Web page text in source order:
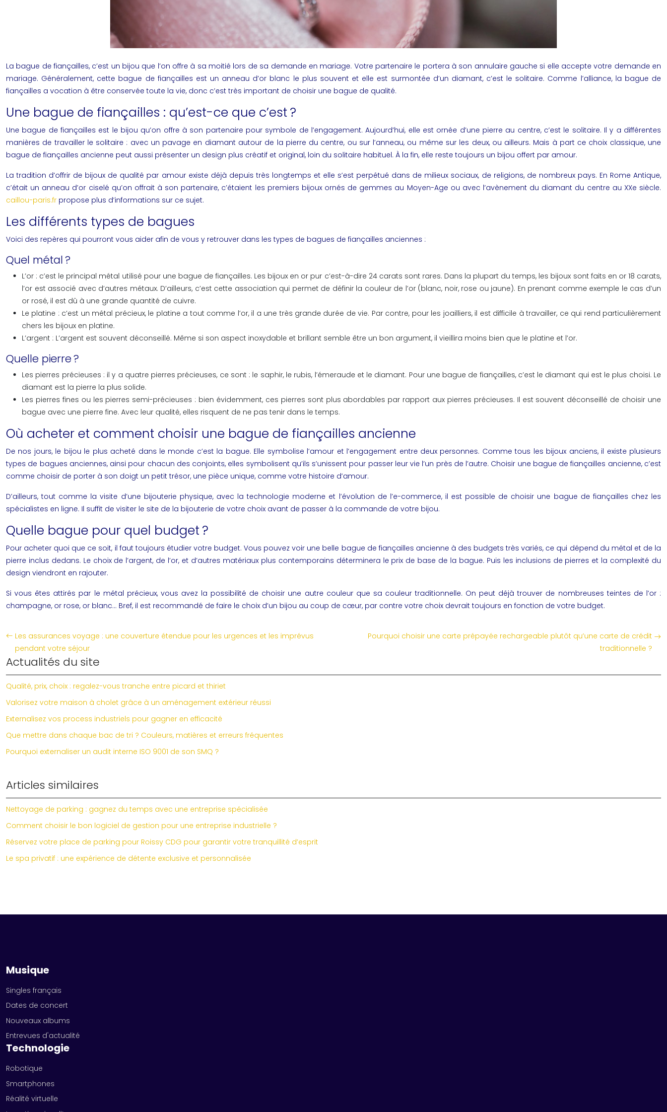
La bague de fiançailles, c’est un bijou que l’on offre à sa moitié lors de sa demande en mariage. Votre partenaire le portera à son annulaire gauche si elle accepte votre demande en
mariage. Généralement, cette bague de fiançailles est un anneau d’or blanc le plus souvent et elle est surmontée d’un diamant, c’est le solitaire. Comme l’alliance, la bague de
fiançailles a vocation à être conservée toute la vie, donc c’est très important de choisir une bague de qualité.
Une bague de fiançailles : qu’est-ce que c’est ?
Une bague de fiançailles est le bijou qu’on offre à son partenaire pour symbole de l’engagement. Aujourd’hui, elle est ornée d’une pierre au centre, c’est le solitaire. Il y a différentes
manières de travailler le solitaire : avec un pavage en diamant autour de la pierre du centre, ou sur l’anneau, ou même sur les deux, ou ailleurs. Mais à part ce choix classique, une
bague de fiançailles ancienne peut aussi présenter un design plus créatif et original, loin du solitaire habituel. À la fin, elle reste toujours un bijou offert par amour.
La tradition d’offrir de bijoux de qualité par amour existe déjà depuis très longtemps et elle s’est perpétué dans de milieux sociaux, de religions, de nombreux pays. En Rome Antique,
c’était un anneau d’or ciselé qu’on offrait à son partenaire, c’étaient les premiers bijoux ornés de gemmes au Moyen-Age ou avec l’avènement du diamant du centre au XXe siècle.
caillou-paris.fr propose plus d’informations sur ce sujet.
Les différents types de bagues
Voici des repères qui pourront vous aider afin de vous y retrouver dans les types de bagues de fiançailles anciennes :
Quel métal ?
L’or : c’est le principal métal utilisé pour une bague de fiançailles. Les bijoux en or pur c’est-à-dire 24 carats sont rares. Dans la plupart du temps, les bijoux sont faits en or 18 carats,
l’or est associé avec d’autres métaux. D’ailleurs, c’est cette association qui permet de définir la couleur de l’or (blanc, noir, rose ou jaune). En prenant comme exemple le cas d’un
or rosé, il est dû à une grande quantité de cuivre.
Le platine : c’est un métal précieux, le platine a tout comme l’or, il a une très grande durée de vie. Par contre, pour les joailliers, il est difficile à travailler, ce qui rend particulièrement
chers les bijoux en platine.
L’argent : L’argent est souvent déconseillé. Même si son aspect inoxydable et brillant semble être un bon argument, il vieillira moins bien que le platine et l’or.
Quelle pierre ?
Les pierres précieuses : il y a quatre pierres précieuses, ce sont : le saphir, le rubis, l’émeraude et le diamant. Pour une bague de fiançailles, c’est le diamant qui est le plus choisi. Le
diamant est la pierre la plus solide.
Les pierres fines ou les pierres semi-précieuses : bien évidemment, ces pierres sont plus abordables par rapport aux pierres précieuses. Il est souvent déconseillé de choisir une
bague avec une pierre fine. Avec leur qualité, elles risquent de ne pas tenir dans le temps.
Où acheter et comment choisir une bague de fiançailles ancienne
De nos jours, le bijou le plus acheté dans le monde c’est la bague. Elle symbolise l’amour et l’engagement entre deux personnes. Comme tous les bijoux anciens, il existe plusieurs
types de bagues anciennes, ainsi pour chacun des conjoints, elles symbolisent qu’ils s’unissent pour passer leur vie l’un près de l’autre. Choisir une bague de fiançailles ancienne, c’est
comme choisir de porter à son doigt un petit trésor, une pièce unique, comme votre histoire d’amour.
D’ailleurs, tout comme la visite d’une bijouterie physique, avec la technologie moderne et l’évolution de l’e-commerce, il est possible de choisir une bague de fiançailles chez les
spécialistes en ligne. Il suffit de visiter le site de la bijouterie de votre choix avant de passer à la commande de votre bijou.
Quelle bague pour quel budget ?
Pour acheter quoi que ce soit, il faut toujours étudier votre budget. Vous pouvez voir une belle bague de fiançailles ancienne à des budgets très variés, ce qui dépend du métal et de la
pierre inclus dedans. Le choix de l’argent, de l’or, et d’autres matériaux plus contemporains déterminera le prix de base de la bague. Puis les inclusions de pierres et la complexité du
design viendront en rajouter.
Si vous êtes attirés par le métal précieux, vous avez la possibilité de choisir une autre couleur que sa couleur traditionnelle. On peut déjà trouver de nombreuses teintes de l’or :
champagne, or rose, or blanc… Bref, il est recommandé de faire le choix d’un bijou au coup de cœur, par contre votre choix devrait toujours en fonction de votre budget.
Les assurances voyage : une couverture étendue pour les urgences et les imprévus
pendant votre séjour
Pourquoi choisir une carte prépayée rechargeable plutôt qu’une carte de crédit
traditionnelle ?
Actualités du site
Qualité, prix, choix : regalez-vous tranche entre picard et thiriet
Valorisez votre maison à cholet grâce à un aménagement extérieur réussi
Externalisez vos process industriels pour gagner en efficacité
Que mettre dans chaque bac de tri ? Couleurs, matières et erreurs fréquentes
Pourquoi externaliser un audit interne ISO 9001 de son SMQ ?
Articles similaires
Nettoyage de parking : gagnez du temps avec une entreprise spécialisée
Comment choisir le bon logiciel de gestion pour une entreprise industrielle ?
Réservez votre place de parking pour Roissy CDG pour garantir votre tranquillité d’esprit
Le spa privatif : une expérience de détente exclusive et personnalisée
Musique
Singles français
Dates de concert
Nouveaux albums
Entrevues d'actualité
Technologie
Robotique
Smartphones
Réalité virtuelle